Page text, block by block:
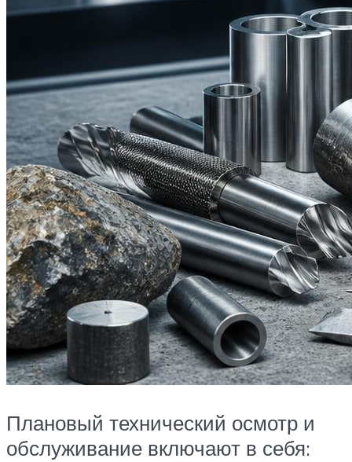
Плановый технический осмотр и
обслуживание включают в себя: